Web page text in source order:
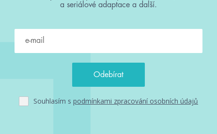
a seriálové adaptace a další.
Souhlasím s podmínkami zpracování osobních údajů